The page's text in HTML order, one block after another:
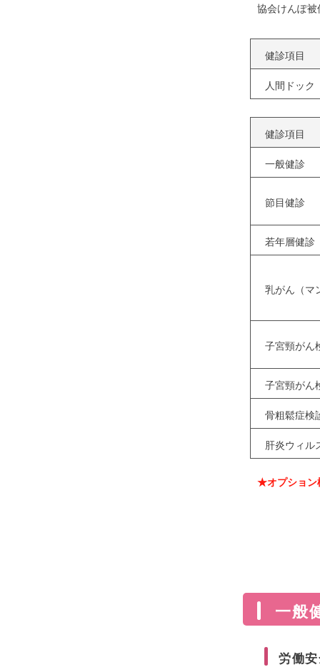
協会けんぽ
健診項目
人間ドック
健診項目
一般健診
節目健診
若年層健診
乳がん（マ
子宮頸がん
子宮頸がん
骨粗鬆症検
肝炎ウィル
★オプション
一般
労働